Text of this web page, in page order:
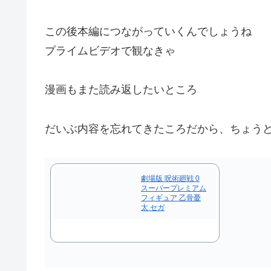
この後本編につながっていくんでしょうね
プライムビデオで観なきゃ
漫画もまた読み返したいところ
だいぶ内容を忘れてきたころだから、ちょう
劇場版 呪術廻戦 0
スーパープレミアム
フィギュア 乙骨憂
太 セガ